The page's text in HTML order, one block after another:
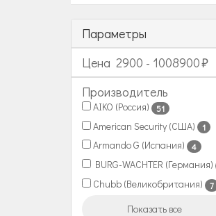
Параметры
Цена 2900 - 1008900
Производитель
AIKO (Россия) 51
American Security (США) 1
Armando G (Испания) 4
BURG-WACHTER (Германия)
Chubb (Великобритания) 7
Показать все